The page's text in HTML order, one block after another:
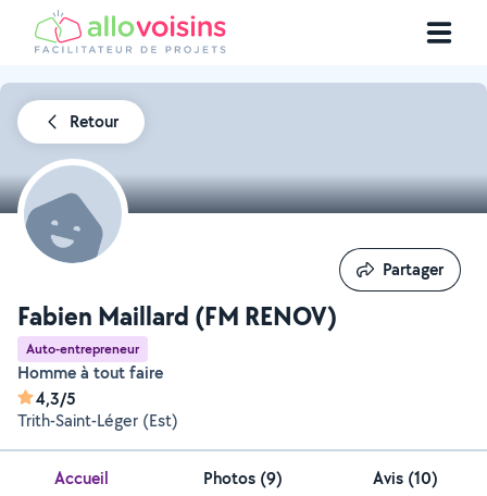
Retour
Fabien Maillard (FM RENOV)
Auto-entrepreneur
Homme à tout faire
4,3/5
Trith-Saint-Léger (Est)
Partager
Partager
Accueil Photos (9) Avis (10)